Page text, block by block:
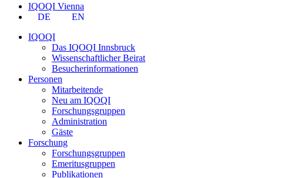
IQOQI Vienna
DE
EN
IQOQI
Das IQOQI Innsbruck
Wissenschaftlicher Beirat
Besucherinformationen
Personen
Mitarbeitende
Neu am IQOQI
Forschungsgruppen
Administration
Gäste
Forschung
Forschungsgruppen
Emeritusgruppen
Publikationen